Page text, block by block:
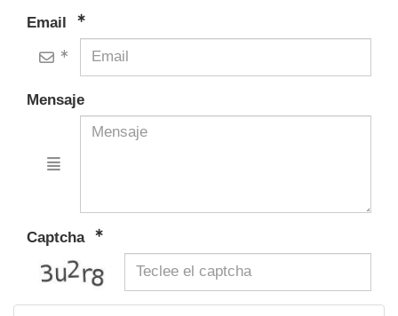
Email
Mensaje
Captcha
captcha